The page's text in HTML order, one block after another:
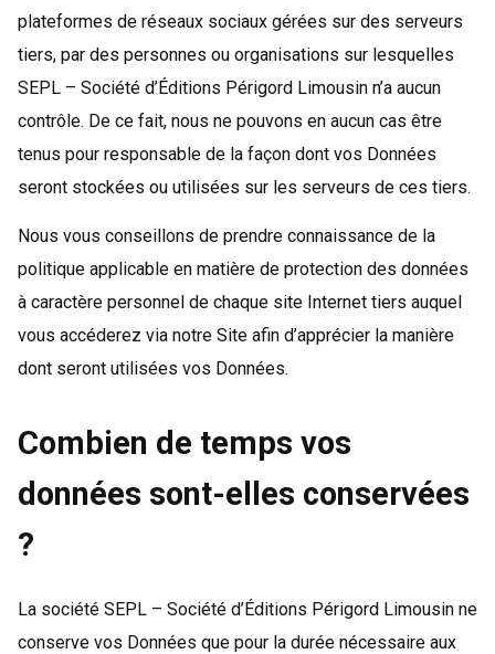
plateformes de réseaux sociaux gérées sur des serveurs
tiers, par des personnes ou organisations sur lesquelles
SEPL – Société d’Éditions Périgord Limousin n’a aucun
contrôle. De ce fait, nous ne pouvons en aucun cas être
tenus pour responsable de la façon dont vos Données
seront stockées ou utilisées sur les serveurs de ces tiers.
Nous vous conseillons de prendre connaissance de la
politique applicable en matière de protection des données
à caractère personnel de chaque site Internet tiers auquel
vous accéderez via notre Site afin d’apprécier la manière
dont seront utilisées vos Données.
Combien de temps vos
données sont-elles conservées
?
La société SEPL – Société d’Éditions Périgord Limousin ne
conserve vos Données que pour la durée nécessaire aux